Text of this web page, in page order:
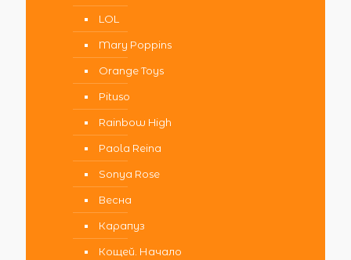
LOL
Mary Poppins
Orange Toys
Pituso
Rainbow High
Paola Reina
Sonya Rose
Весна
Карапуз
Кощей. Начало